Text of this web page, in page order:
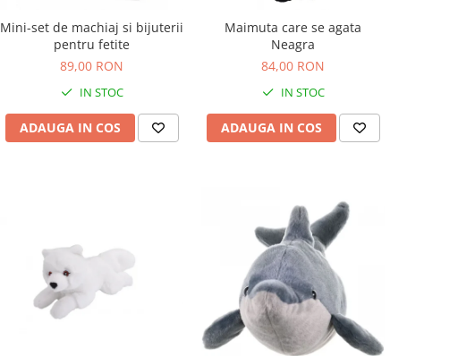
Mini-set de machiaj si bijuterii
pentru fetite
89,00 RON
IN STOC
ADAUGA IN COS
Maimuta care se agata
Neagra
84,00 RON
IN STOC
ADAUGA IN COS